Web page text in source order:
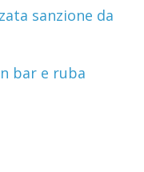
sanzione da
bar e ruba